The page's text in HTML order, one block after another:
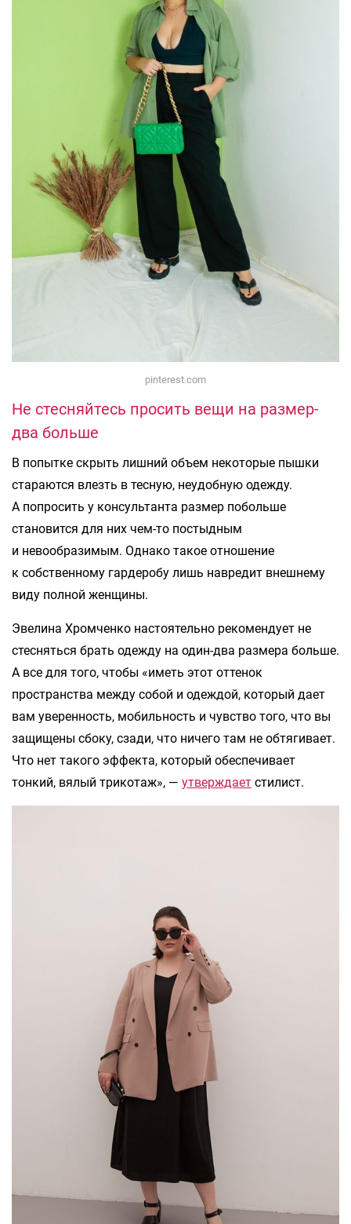
pinterest.com
Не стесняйтесь просить вещи на размер-
два больше
В попытке скрыть лишний объем некоторые пышки
стараются влезть в тесную, неудобную одежду.
А попросить у консультанта размер побольше
становится для них чем-то постыдным
и невообразимым. Однако такое отношение
к собственному гардеробу лишь навредит внешнему
виду полной женщины.
Эвелина Хромченко настоятельно рекомендует не
стесняться брать одежду на один-два размера больше.
А все для того, чтобы «иметь этот оттенок
пространства между собой и одеждой, который дает
вам уверенность, мобильность и чувство того, что вы
защищены сбоку, сзади, что ничего там не обтягивает.
Что нет такого эффекта, который обеспечивает
тонкий, вялый трикотаж», — утверждает стилист.